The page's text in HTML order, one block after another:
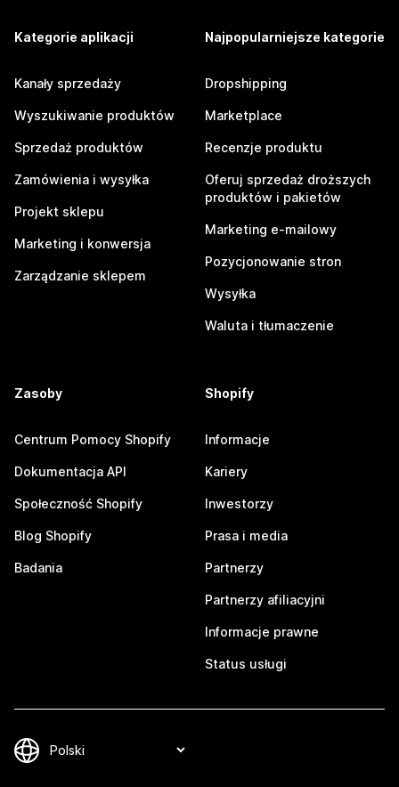
Kategorie aplikacji
Kanały sprzedaży
Wyszukiwanie produktów
Sprzedaż produktów
Zamówienia i wysyłka
Projekt sklepu
Marketing i konwersja
Zarządzanie sklepem
Najpopularniejsze kategorie
Dropshipping
Marketplace
Recenzje produktu
Oferuj sprzedaż droższych
produktów i pakietów
Marketing e-mailowy
Pozycjonowanie stron
Wysyłka
Waluta i tłumaczenie
Zasoby
Centrum Pomocy Shopify
Dokumentacja API
Społeczność Shopify
Blog Shopify
Badania
Shopify
Informacje
Kariery
Inwestorzy
Prasa i media
Partnerzy
Partnerzy afiliacyjni
Informacje prawne
Status usługi